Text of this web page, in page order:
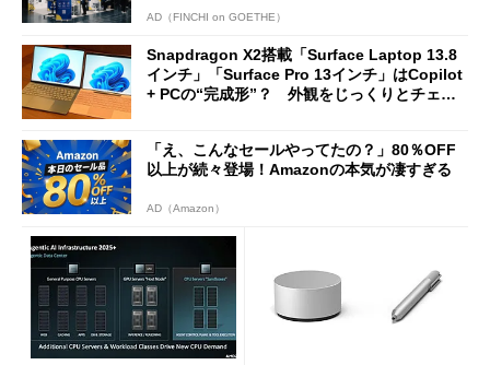
AD（FINCHI on GOETHE）
Snapdragon X2搭載「Surface Laptop 13.8
インチ」「Surface Pro 13インチ」はCopilot
+ PCの“完成形”？ 外観をじっくりとチェッ
「え、こんなセールやってたの？」80％OFF
以上が続々登場！Amazonの本気が凄すぎる
AD（Amazon）